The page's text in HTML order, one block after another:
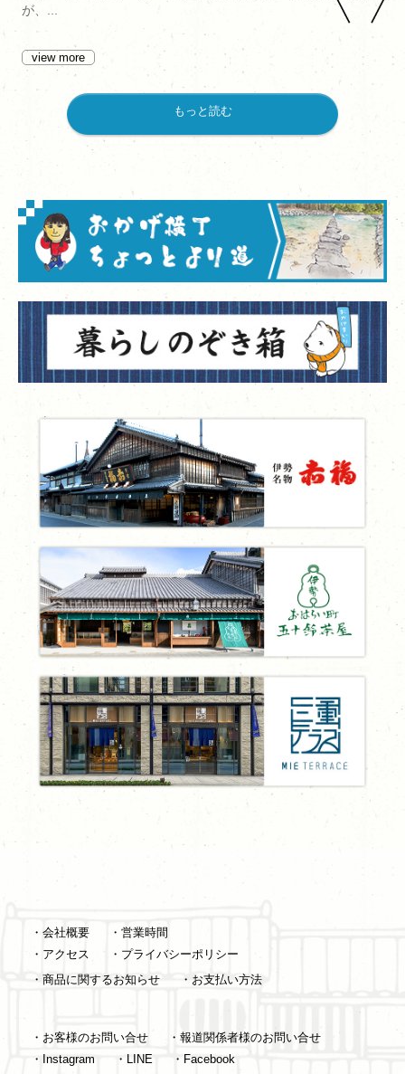
が、...
view more
もっと読む
・会社概要
・営業時間
・アクセス
・プライバシーポリシー
・商品に関するお知らせ
・お支払い方法
・お客様のお問い合せ
・報道関係者様のお問い合せ
・Instagram
・LINE ・Facebook